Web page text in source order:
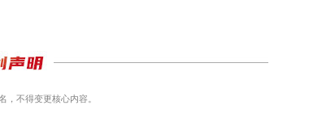
，不得变更核心内容。